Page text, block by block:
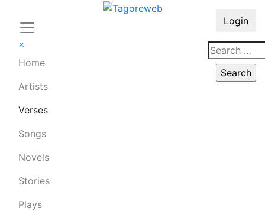
×
Home
Artists
Verses
Songs
Novels
Stories
Plays
Login